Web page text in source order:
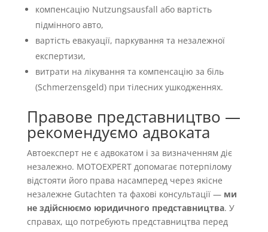
компенсацію Nutzungsausfall або вартість
підмінного авто,
вартість евакуації, паркування та незалежної
експертизи,
витрати на лікування та компенсацію за біль
(Schmerzensgeld) при тілесних ушкодженнях.
Правове представництво —
рекомендуємо адвоката
Автоексперт не є адвокатом і за визначенням діє
незалежно. MOTOEXPERT допомагає потерпілому
відстояти його права насамперед через якісне
незалежне Gutachten та фахові консультації — ми
не здійснюємо юридичного представництва. У
справах, що потребують представництва перед